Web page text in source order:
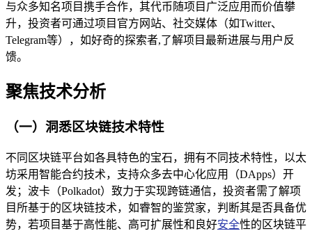
与众多知名项目携手合作，其代币随项目广泛应用而价值攀
升，投资者可通过项目官方网站、社交媒体（如Twitter、
Telegram等），如好奇的探索者,了解项目最新进展与用户反
馈。
聚焦技术分析
（一）洞悉区块链技术特性
不同区块链平台如各具特色的宝石，拥有不同技术特性，以太
坊采用智能合约技术，支持众多去中心化应用（DApps）开
发；波卡（Polkadot）致力于实现跨链通信，投资者需了解项
目所基于的区块链技术，如睿智的鉴赏家，判断其是否具备优
势，若项目基于高性能、高可扩展性和良好安全性的区块链平